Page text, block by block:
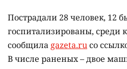
Пострадали 28 человек, 12
госпитализированы, среди
сообщила gazeta.ruсо
В числе раненых – двое